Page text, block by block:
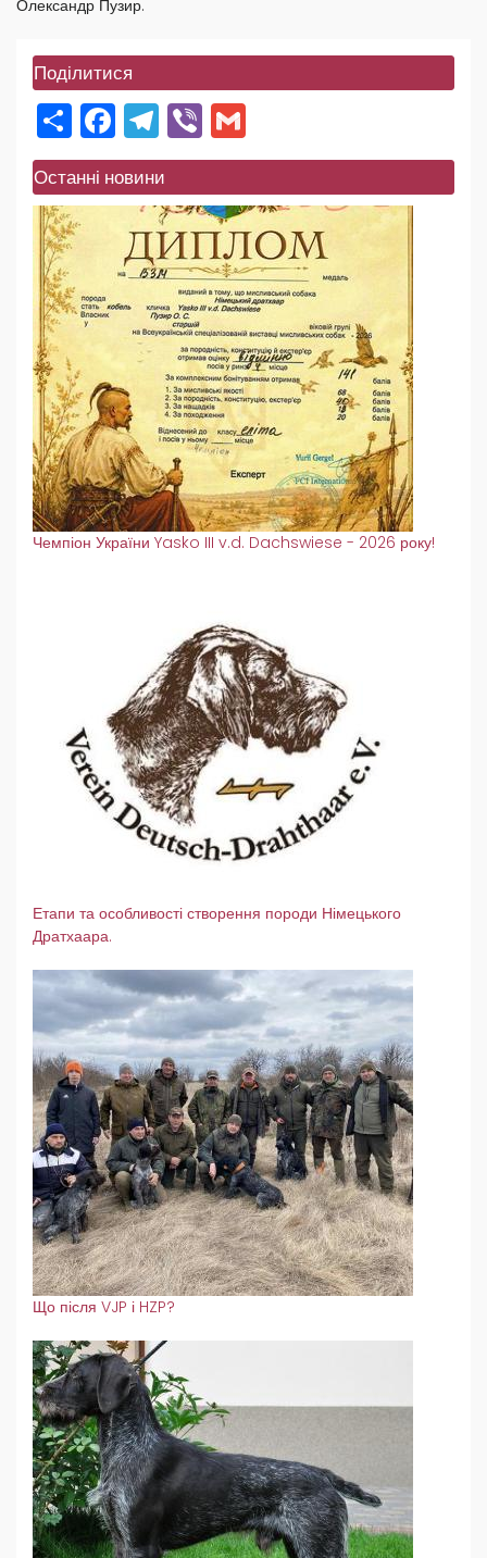
Олександр Пузир.
Поділитися
Share
Facebook
Telegram
Viber
Останні новини
Чемпіон України Yasko III v.d. Dachswiese - 2026 року!
Етапи та особливості створення породи Німецького
Дратхаара.
Що після VJP і HZP?